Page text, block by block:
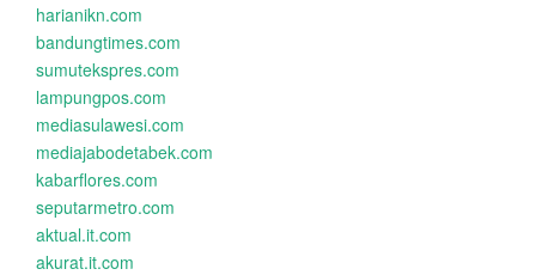
harianikn.com
bandungtimes.com
sumutekspres.com
lampungpos.com
mediasulawesi.com
mediajabodetabek.com
kabarflores.com
seputarmetro.com
aktual.it.com
akurat.it.com